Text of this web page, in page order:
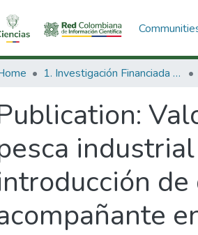
1. Investigación Financiada con Recursos Públicos